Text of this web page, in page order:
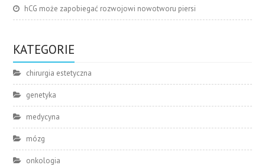
hCG może zapobiegać rozwojowi nowotworu piersi
KATEGORIE
chirurgia estetyczna
genetyka
medycyna
mózg
onkologia